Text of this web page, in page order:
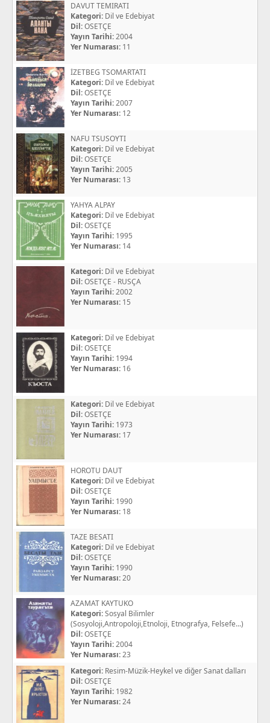
DAVUT TEMIRATI
Kategori: Dil ve Edebiyat
Dil:OSETÇE
Yayın Tarihi:2004
Yer Numarası: 11
İZETBEG TSOMARTATI
Kategori: Dil ve Edebiyat
Dil:OSETÇE
Yayın Tarihi:2007
Yer Numarası: 12
NAFU TSUSOYTI
Kategori: Dil ve Edebiyat
Dil:OSETÇE
Yayın Tarihi:2005
Yer Numarası: 13
YAHYA ALPAY
Kategori: Dil ve Edebiyat
Dil:OSETÇE
Yayın Tarihi: 1995
Yer Numarası: 14
Kategori: Dil ve Edebiyat
Dil:OSETÇE - RUSÇA
Yayın Tarihi:2002
Yer Numarası: 15
Kategori: Dil ve Edebiyat
Dil:OSETÇE
Yayın Tarihi: 1994
Yer Numarası: 16
Kategori: Dil ve Edebiyat
Dil:OSETÇE
Yayın Tarihi: 1973
Yer Numarası: 17
HOROTU DAUT
Kategori: Dil ve Edebiyat
Dil:OSETÇE
Yayın Tarihi: 1990
Yer Numarası: 18
TAZE BESATI
Kategori: Dil ve Edebiyat
Dil:OSETÇE
Yayın Tarihi: 1990
Yer Numarası:20
AZAMAT KAYTUKO
Kategori:Sosyal Bilimler
(Sosyoloji,Antropoloji,Etnoloji, Etnografya, Felsefe...)
Dil:OSETÇE
Yayın Tarihi:2004
Yer Numarası:23
Kategori: Resim-Müzik-Heykel ve diğer Sanat dalları
Dil:OSETÇE
Yayın Tarihi: 1982
Yer Numarası:24